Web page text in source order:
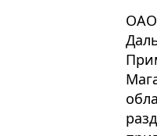
ОАО